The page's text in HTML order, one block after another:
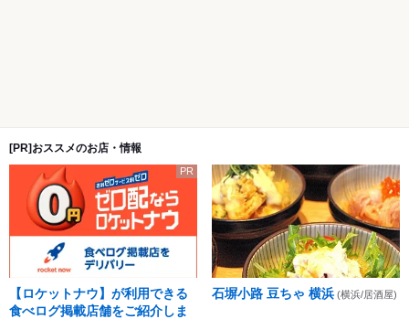
[PR]おススメのお店・情報
PR
【ロケットナウ】が利用できる
食べログ掲載店舗をご紹介しま
石塀小路 豆ちゃ 横浜 (横浜/居酒屋)